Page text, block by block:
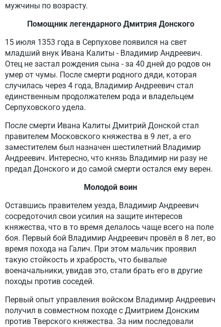
мужчины по возрасту.
Помощник легендарного Дмитрия Донского
15 июля 1353 года в Серпухове появился на свет
младший внук Ивана Калиты - Владимир Андреевич.
Отец не застал рождения сына - за 40 дней до родов он
умер от чумы. После смерти родного дяди, которая
случилась через 4 года, Владимир Андреевич стал
единственным продолжателем рода и владельцем
Серпуховского удела.
После смерти Ивана Калиты Дмитрий Донской стал
правителем Московского княжества в 9 лет, а его
заместителем был назначен шестилетний Владимир
Андреевич. Интересно, что князь Владимир ни разу не
предал Донского и до самой смерти остался ему верен.
Молодой воин
Оставшись правителем уезда, Владимир Андреевич
сосредоточил свои усилия на защите интересов
княжества, что в то время делалось чаще всего на поле
боя. Первый бой Владимир Андреевич провёл в 8 лет, во
время похода на Галич. При этом мальчик проявил
такую стойкость и храбрость, что бывалые
военачальники, увидав это, стали брать его в другие
походы против соседей.
Первый опыт управления войском Владимир Андреевич
получил в совместном походе с Дмитрием Донским
против Тверского княжества. За ним последовали